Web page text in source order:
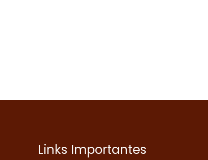
Links Importantes